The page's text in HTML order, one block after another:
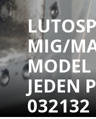
MIG/
JEDEN
032132